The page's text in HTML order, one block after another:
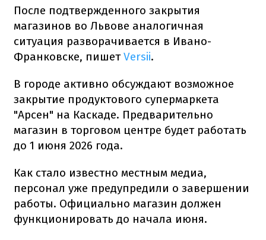
После подтвержденного закрытия
магазинов во Львове аналогичная
ситуация разворачивается в Ивано-
Франковске, пишетVersii.
В городе активно обсуждают возможное
закрытие продуктового супермаркета
"Арсен" на Каскаде. Предварительно
магазин в торговом центре будет работать
до 1 июня 2026 года.
Как стало известно местным медиа,
персонал уже предупредили о завершении
работы. Официально магазин должен
функционировать до начала июня.